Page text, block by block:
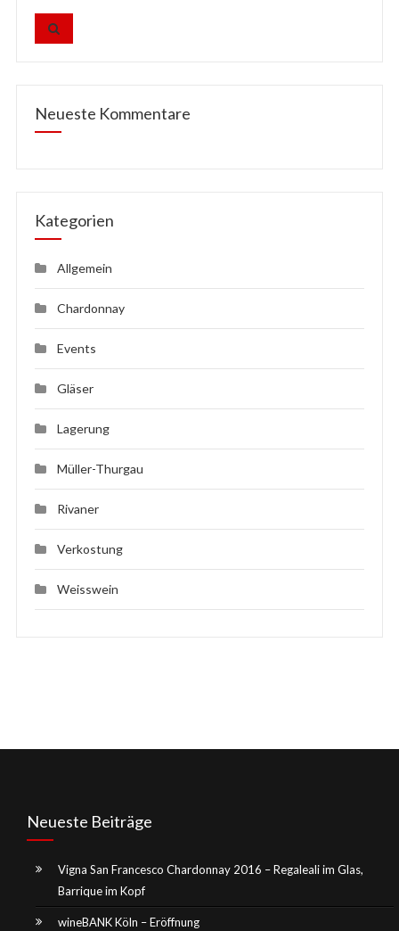
Neueste Kommentare
Kategorien
Allgemein
Chardonnay
Events
Gläser
Lagerung
Müller-Thurgau
Rivaner
Verkostung
Weisswein
Neueste Beiträge
Vigna San Francesco Chardonnay 2016 – Regaleali im Glas,
Barrique im Kopf
wineBANK Köln – Eröffnung